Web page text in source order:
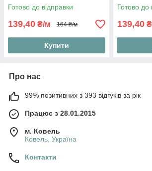
Готово до відправки
139,40 ₴/м 164 ₴/м
Купити
Готово до
139,40
Про нас
99% позитивних з 393 відгуків за рік
Працює з 28.01.2015
м. Ковель
Ковель, Україна
Контакти